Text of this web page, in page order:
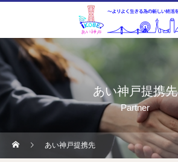
あい神戸提携先
Partner
あい神戸提携先